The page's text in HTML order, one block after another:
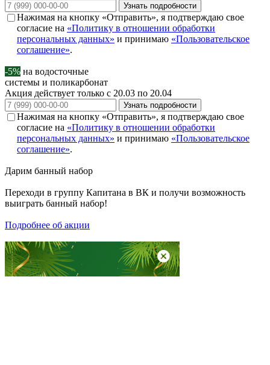
Узнать подробности
Нажимая на кнопку «Отправить», я подтверждаю свое
согласие на «Политику в отношении обработки
персональных данных» и принимаю «Пользовательское
соглашение».
-5% на водосточные
системы и поликарбонат
Акция действует только с 20.03 по 20.04
Узнать подробности
Нажимая на кнопку «Отправить», я подтверждаю свое
согласие на «Политику в отношении обработки
персональных данных» и принимаю «Пользовательское
соглашение».
Дарим банный набор
Переходи в группу Капитана в ВК и получи возможность
выиграть банный набор!
Подробнее об акции